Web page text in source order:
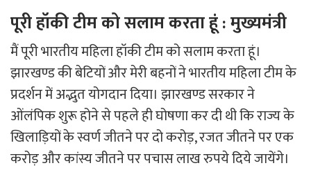
पूरी हॉकी टीम को सलाम करता हूं : मुख्यमंत्री
मैं पूरी भारतीय महिला हॉकी टीम को सलाम करता हूं।
झारखण्ड की बेटियों और मेरी बहनों ने भारतीय महिला टीम के
प्रदर्शन में अद्भुत योगदान दिया। झारखण्ड सरकार ने
ओंलंपिक शुरू होने से पहले ही घोषणा कर दी थी कि राज्य के
खिलाड़ियों के स्वर्ण जीतने पर दो करोड़, रजत जीतने पर एक
करोड़ और कांस्य जीतने पर पचास लाख रुपये दिये जायेंगे।